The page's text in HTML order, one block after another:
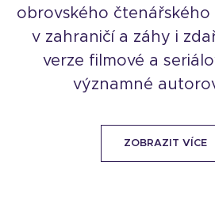
obrovského
v zahraničí a záhy i
verze filmové a
významné
ZOBRAZIT VÍCE